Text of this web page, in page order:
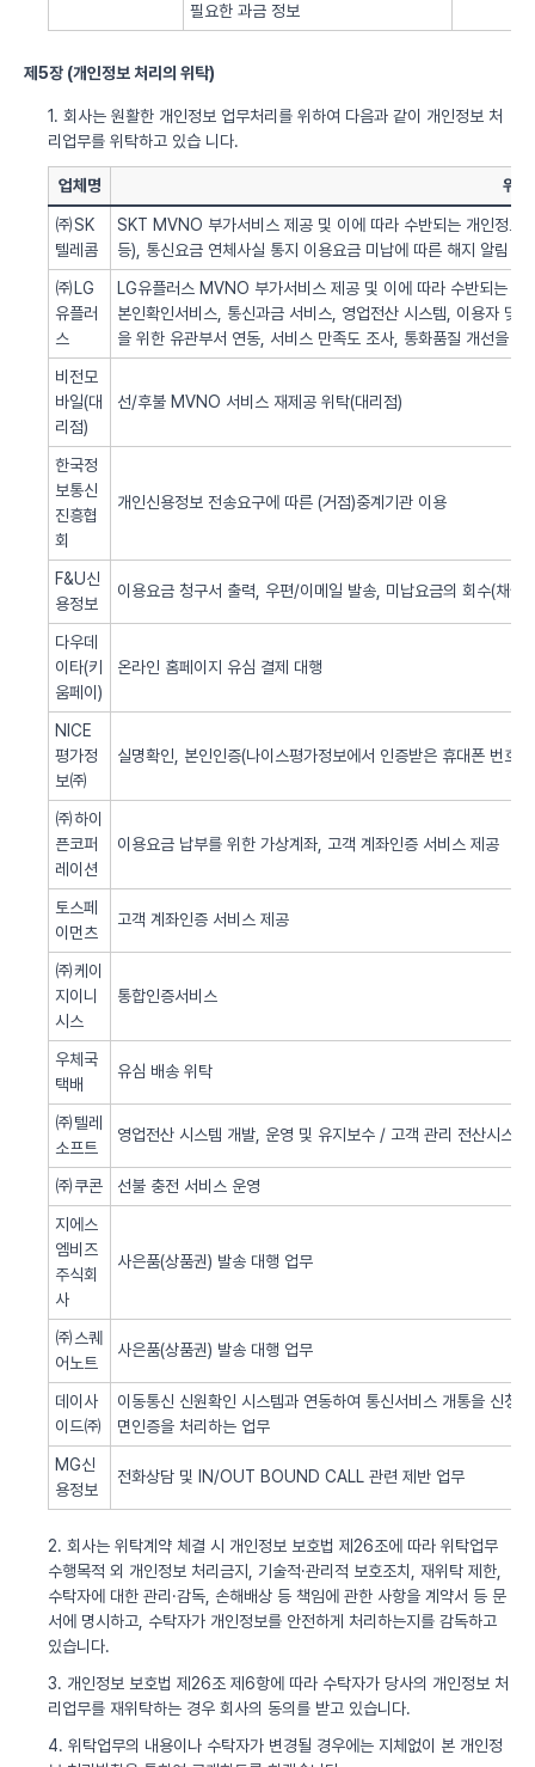
필요한 과금 정보
제5장 (개인정보 처리의 위탁)
1. 회사는 원활한 개인정보 업무처리를 위하여 다음과 같이 개인정보 처
리업무를 위탁하고 있습 니다.
업체명 위탁
㈜SK
텔레콤
SKT MVNO 부가서비스 제공 및 이에 따라 수반되는 개인정보
등), 통신요금 연체사실 통지 이용요금 미납에 따른 해지 알림 업
㈜LG
유플러
스
LG유플러스 MVNO 부가서비스 제공 및 이에 따라 수반되는
본인확인서비스, 통신과금 서비스, 영업전산 시스템, 이용자 및
을 위한 유관부서 연동, 서비스 만족도 조사, 통화품질 개선을 위
비전모
바일(대
리점)
선/후불 MVNO 서비스 재제공 위탁(대리점)
한국정
보통신
진흥협
회
개인신용정보 전송요구에 따른 (거점)중계기관 이용
F&U신
용정보
이용요금 청구서 출력, 우편/이메일 발송, 미납요금의 회수(채권
다우데
이타(키
움페이)
온라인 홈페이지 유심 결제 대행
NICE
평가정
보㈜
실명확인, 본인인증(나이스평가정보에서 인증받은 휴대폰 번호
㈜하이
픈코퍼
레이션
이용요금 납부를 위한 가상계좌, 고객 계좌인증 서비스 제공
토스페
이먼츠
고객 계좌인증 서비스 제공
㈜케이
지이니
시스
통합인증서비스
우체국
택배
유심 배송 위탁
㈜텔레
소프트
영업전산 시스템 개발, 운영 및 유지보수 / 고객 관리 전산시스
㈜쿠콘
선불 충전 서비스 운영
지에스
엠비즈
주식회
사
사은품(상품권) 발송 대행 업무
㈜스퀘
어노트
사은품(상품권) 발송 대행 업무
데이사
이드㈜
이동통신 신원확인 시스템과 연동하여 통신서비스 개통을 신청
면인증을 처리하는 업무
MG신
용정보
전화상담 및 IN/OUT BOUND CALL 관련 제반 업무
2. 회사는 위탁계약 체결 시 개인정보 보호법 제26조에 따라 위탁업무
수행목적 외 개인정보 처리금지, 기술적·관리적 보호조치, 재위탁 제한,
수탁자에 대한 관리·감독, 손해배상 등 책임에 관한 사항을 계약서 등 문
서에 명시하고, 수탁자가 개인정보를 안전하게 처리하는지를 감독하고
있습니다.
3. 개인정보 보호법 제26조 제6항에 따라 수탁자가 당사의 개인정보 처
리업무를 재위탁하는 경우 회사의 동의를 받고 있습니다.
4. 위탁업무의 내용이나 수탁자가 변경될 경우에는 지체없이 본 개인정